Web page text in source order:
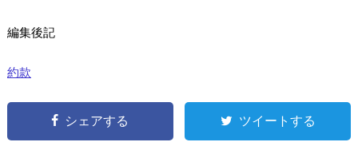
編集後記
約款
シェアする ツイートする